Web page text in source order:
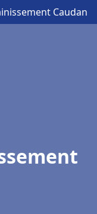
Caudan